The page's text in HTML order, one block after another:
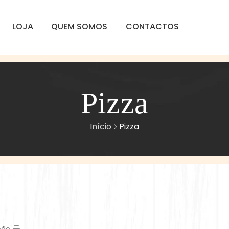
LOJA QUEM SOMOS CONTACTOS
Pizza
Início Pizza